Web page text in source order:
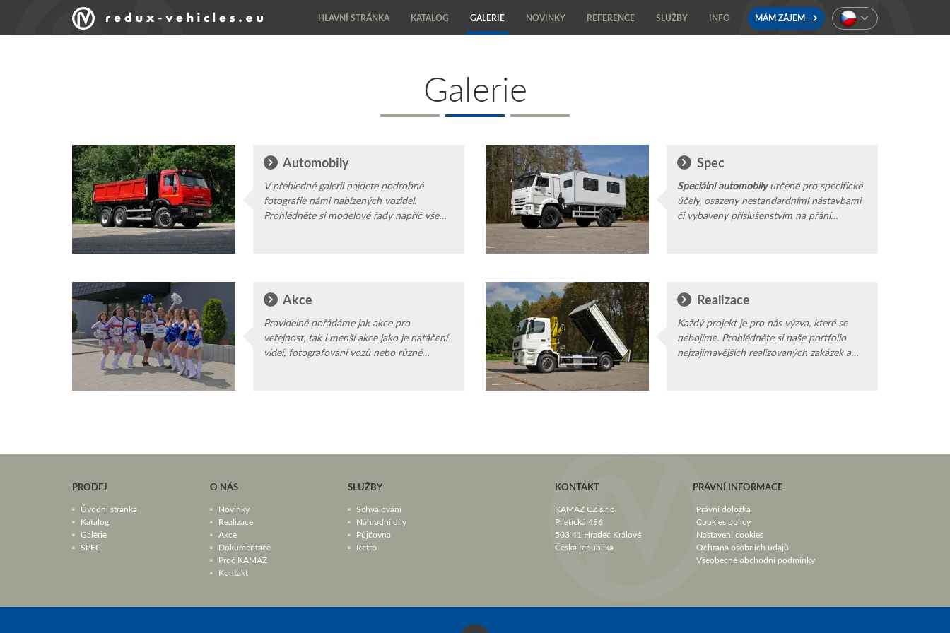
HLAVNÍ STRÁNKA KATALOG GALERIE NOVINKY REFERENCE SLUŽBY INFO MÁM ZÁJEM
Galerie
Automobily
V přehledné galerii najdete podrobné
fotografie námi nabízených vozidel.
Prohlédněte si modelové řady napříč všemi
Spec
Speciální automobilyurčené pro specifické
účely, osazeny nestandardními nástavbami
či vybaveny příslušenstvím na přání
Akce
Pravidelně pořádáme jak akce pro
veřejnost, tak i menší akce jako je natáčení
videí, fotografování vozů nebo různé
Realizace
Každý projekt je pro nás výzva, které se
nebojíme. Prohlédněte si naše portfolio
nejzajímavějších realizovaných zakázek a
PRODEJ
Úvodní stránka
Katalog
Galerie
SPEC
O NÁS
Novinky
Realizace
Akce
Dokumentace
Proč KAMAZ
Kontakt
SLUŽBY
Schvalování
Náhradní díly
Půjčovna
Retro
KONTAKT
KAMAZ CZ s.r.o.
Piletická 486
503 41 Hradec Králové
Česká republika
PRÁVNÍ INFORMACE
Právní doložka
Cookies policy
Nastavení cookies
Ochrana osobních údajů
Všeobecné obchodní podmínky